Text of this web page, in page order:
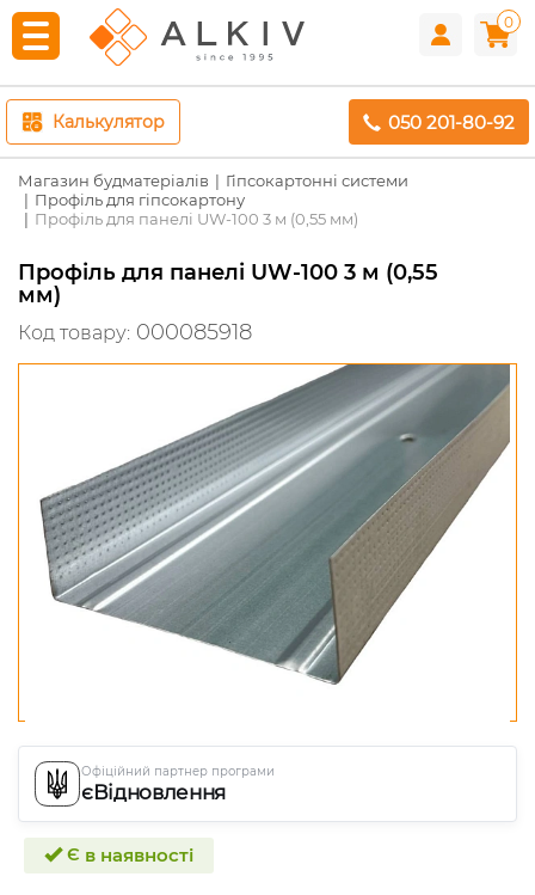
0
Калькулятор 050 201-80-92
Магазин будматеріалів
Гіпсокартонні системи
Профіль для гіпсокартону
Профіль для панелі UW-100 3 м (0,55 мм)
Профіль для панелі UW-100 3 м (0,55
мм)
Код товару: 000085918
Офіційний партнер програми
єВідновлення
Є в наявності